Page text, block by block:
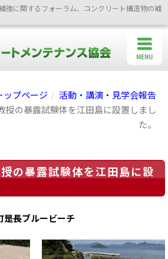
強に関するフォーラム、コンクリート構造物の補
ップページ
活動・講演・見学会報告
授の暴露試験体を江田島に設置しまし
た。
の暴露試験体を江田島に設
是長ブルービーチ
MENU